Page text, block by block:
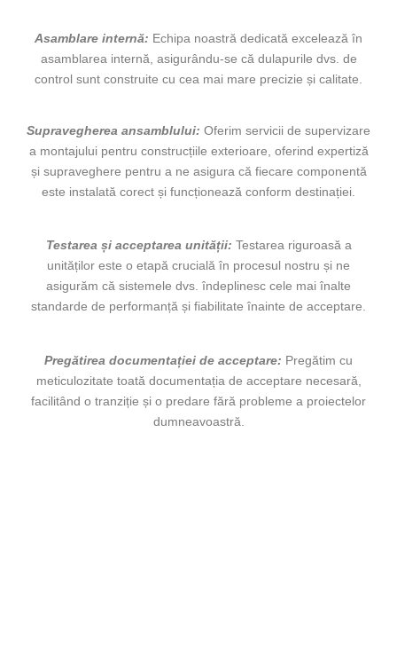
Asamblare internă: Echipa noastră dedicată excelează în
asamblarea internă, asigurându-se că dulapurile dvs. de
control sunt construite cu cea mai mare precizie și calitate.
Supravegherea ansamblului: Oferim servicii de supervizare
a montajului pentru construcțiile exterioare, oferind expertiză
și supraveghere pentru a ne asigura că fiecare componentă
este instalată corect și funcționează conform destinației.
Testarea și acceptarea unității: Testarea riguroasă a
unităților este o etapă crucială în procesul nostru și ne
asigurăm că sistemele dvs. îndeplinesc cele mai înalte
standarde de performanță și fiabilitate înainte de acceptare.
Pregătirea documentației de acceptare: Pregătim cu
meticulozitate toată documentația de acceptare necesară,
facilitând o tranziție și o predare fără probleme a proiectelor
dumneavoastră.